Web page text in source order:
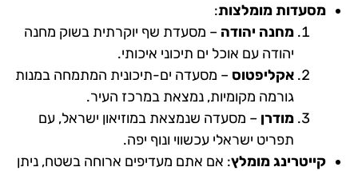
מסעדות מומלצות:
מחנה יהודה– מסעדת שף יוקרתית בשוק מחנה
יהודה עם אוכל ים תיכוני איכותי.
אקליפטוס– מסעדה ים-תיכונית המתמחה במנות
גורמה מקומיות, נמצאת במרכז העיר.
מודרן– מסעדה שנמצאת במוזיאון ישראל, עם
תפריט ישראלי עכשווי ונוף יפה.
קייטרינג מומלץ: אם אתם מעדיפים ארוחה בשטח, ניתן